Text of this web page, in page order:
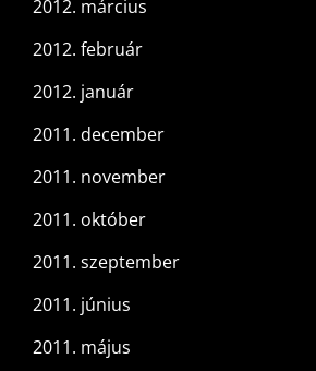
2012. március
2012. február
2012. január
2011. december
2011. november
2011. október
2011. szeptember
2011. június
2011. május